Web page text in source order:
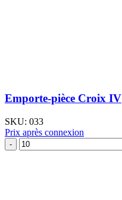
Emporte-pièce Croix IV
SKU: 033
Prix après connexion